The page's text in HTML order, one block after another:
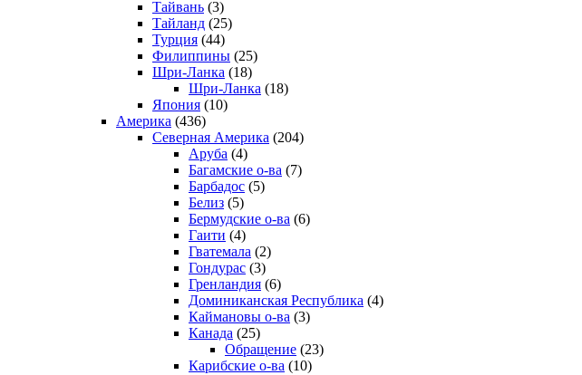
Тайвань (3)
Тайланд (25)
Турция (44)
Филиппины (25)
Шри-Ланка (18)
Шри-Ланка (18)
Япония (10)
Америка (436)
Северная Америка (204)
Аруба (4)
Багамские о-ва (7)
Барбадос (5)
Белиз (5)
Бермудские о-ва (6)
Гаити (4)
Гватемала (2)
Гондурас (3)
Гренландия (6)
Доминиканская Республика (4)
Каймановы о-ва (3)
Канада (25)
Обращение (23)
Карибские о-ва (10)